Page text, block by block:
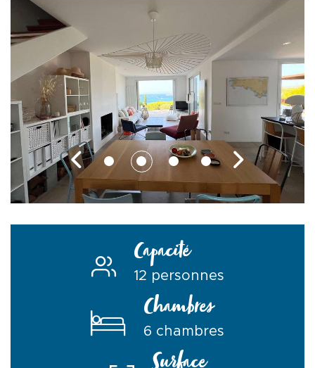
Capacité
12 personnes
Chambres
6 chambres